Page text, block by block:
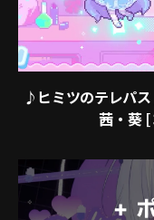
♪ヒミツのテレパ
茜・葵